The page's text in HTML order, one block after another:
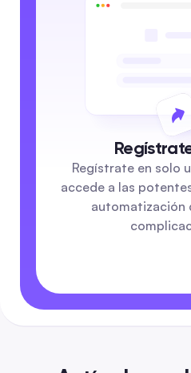
Regístrate en solo
accede a las
automatización